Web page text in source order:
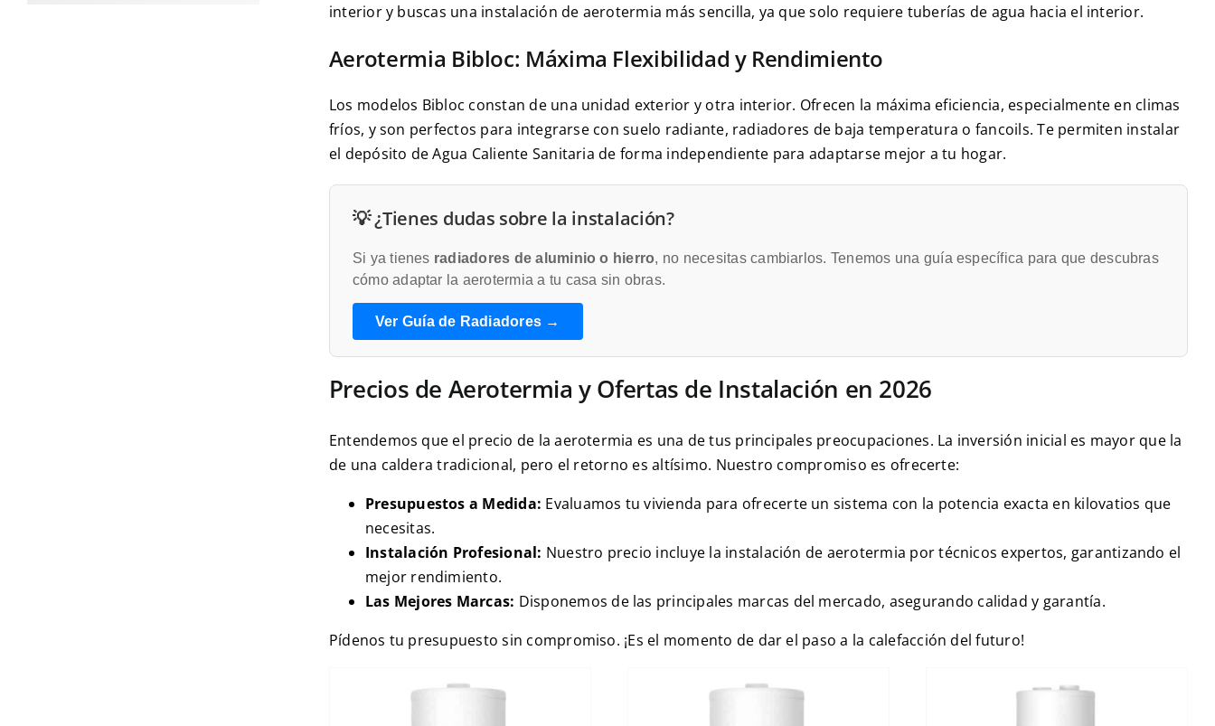
interior y buscas una instalación de aerotermia más sencilla, ya que solo requiere tuberías de agua hacia el interior.
Aerotermia Bibloc: Máxima Flexibilidad y Rendimiento
Los modelos Bibloc constan de una unidad exterior y otra interior. Ofrecen la máxima eficiencia, especialmente en climas
fríos, y son perfectos para integrarse con suelo radiante, radiadores de baja temperatura o fancoils. Te permiten instalar
el depósito de Agua Caliente Sanitaria de forma independiente para adaptarse mejor a tu hogar.
💡 ¿Tienes dudas sobre la instalación?
Si ya tienes radiadores de aluminio o hierro, no necesitas cambiarlos. Tenemos una guía específica para que descubras
cómo adaptar la aerotermia a tu casa sin obras.
Ver Guía de Radiadores →
Precios de Aerotermia y Ofertas de Instalación en 2026
Entendemos que el precio de la aerotermia es una de tus principales preocupaciones. La inversión inicial es mayor que la
de una caldera tradicional, pero el retorno es altísimo. Nuestro compromiso es ofrecerte:
Presupuestos a Medida: Evaluamos tu vivienda para ofrecerte un sistema con la potencia exacta en kilovatios que
necesitas.
Instalación Profesional: Nuestro precio incluye la instalación de aerotermia por técnicos expertos, garantizando el
mejor rendimiento.
Las Mejores Marcas: Disponemos de las principales marcas del mercado, asegurando calidad y garantía.
Pídenos tu presupuesto sin compromiso. ¡Es el momento de dar el paso a la calefacción del futuro!